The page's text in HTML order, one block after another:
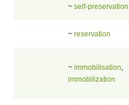
~ self-preservation
~ reservation
~ immobilisation
immobilization